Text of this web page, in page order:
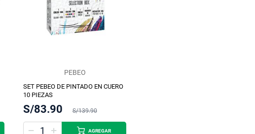
PEBEO
SET PEBEO DE PINTADO EN CUERO
10 PIEZAS
S/83.90 S/139.90
AGREGAR